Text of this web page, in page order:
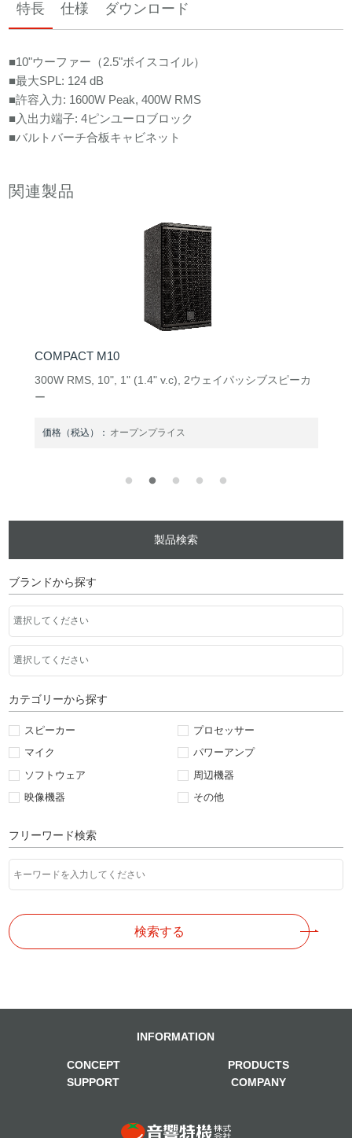
特長 仕様 ダウンロード
■10"ウーファー（2.5"ボイスコイル）
■最大SPL: 124 dB
■許容入力: 1600W Peak, 400W RMS
■入出力端子: 4ピンユーロブロック
■バルトバーチ合板キャビネット
関連製品
COMPACT M10
300W RMS, 10", 1" (1.4" v.c), 2ウェイパッシブスピーカ
ー
価格（税込）： オープンプライス
製品検索
ブランドから探す
カテゴリーから探す
スピーカー
プロセッサー
マイク
パワーアンプ
ソフトウェア
周辺機器
映像機器
その他
フリーワード検索
検索する
CONCEPT
PRODUCTS
SUPPORT
COMPANY
INFORMATION